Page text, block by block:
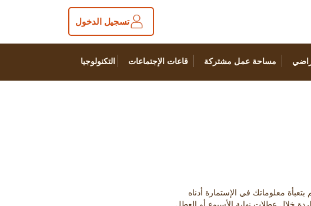
تسجيل الدخول
مساحة عمل مشتركة قاعات الإجتماعات التكنولوجيا
خلال عطلات نهاية الأسبوع أو العطل